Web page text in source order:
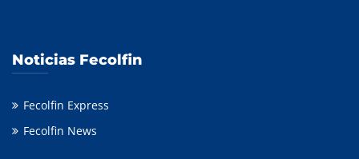
Noticias Fecolfin
Fecolfin Express
Fecolfin News